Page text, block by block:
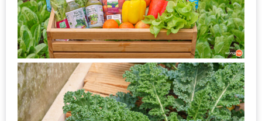
คน
รัก
บ้าน
มากมาย
MAPS
MY